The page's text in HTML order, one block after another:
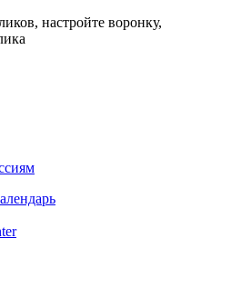
настройте воронку,